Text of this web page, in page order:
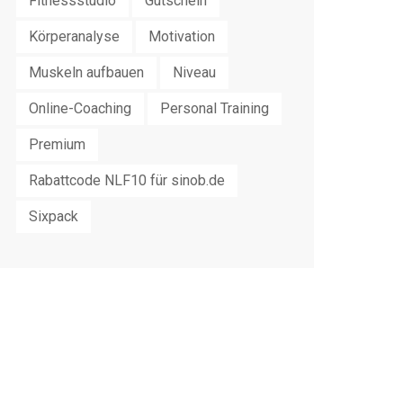
Körperanalyse Motivation
Muskeln aufbauen Niveau
Online-Coaching Personal Training
Premium
Rabattcode NLF10 für sinob.de
Sixpack